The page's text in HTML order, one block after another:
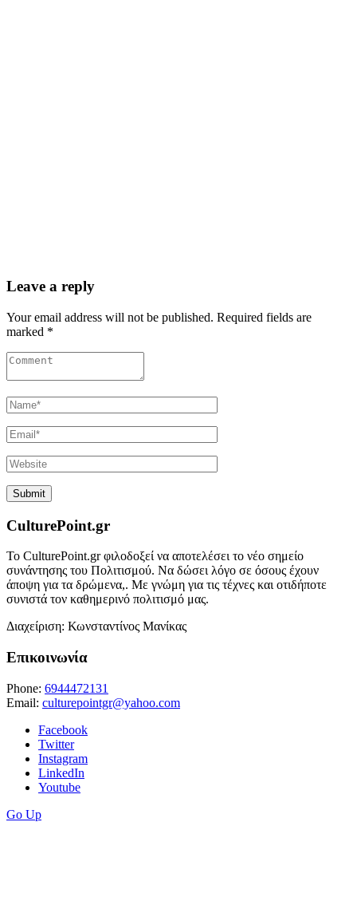
Leave a reply
Your email address will not be published. Required fields are
marked *
CulturePoint.gr
Το CulturePoint.gr φιλοδοξεί να αποτελέσει το νέο σημείο
συνάντησης του Πολιτισμού. Να δώσει λόγο σε όσους έχουν
άποψη για τα δρώμενα,. Με γνώμη για τις τέχνες και οτιδήποτε
συνιστά τον καθημερινό πολιτισμό μας.
Διαχείριση: Κωνσταντίνος Μανίκας
Επικοινωνία
Phone: 6944472131
Email: culturepointgr@yahoo.com
Facebook
Twitter
Instagram
LinkedIn
Youtube
Go Up